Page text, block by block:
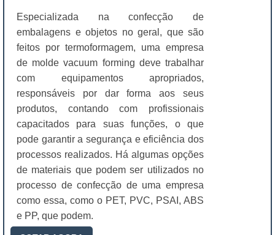
Especializada na confecção de
embalagens e objetos no geral, que são
feitos por termoformagem, uma empresa
de molde vacuum forming deve trabalhar
com equipamentos apropriados,
responsáveis por dar forma aos seus
produtos, contando com profissionais
capacitados para suas funções, o que
pode garantir a segurança e eficiência dos
processos realizados. Há algumas opções
de materiais que podem ser utilizados no
processo de confecção de uma empresa
como essa, como o PET, PVC, PSAI, ABS
e PP, que podem.